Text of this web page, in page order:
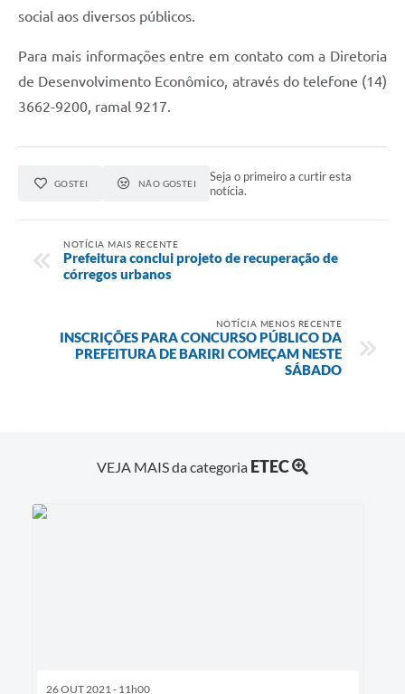
social aos diversos públicos.
Para mais informações entre em contato com a Diretoria
de Desenvolvimento Econômico, através do telefone (14)
3662-9200, ramal 9217.
GOSTEI NÃO GOSTEI
Seja o primeiro a curtir esta
notícia.
NOTÍCIA MAIS RECENTE
Prefeitura conclui projeto de recuperação de
córregos urbanos
NOTÍCIA MENOS RECENTE
INSCRIÇÕES PARA CONCURSO PÚBLICO DA
PREFEITURA DE BARIRI COMEÇAM NESTE
SÁBADO
VEJA MAIS da categoria ETEC
26 OUT 2021 - 11h00